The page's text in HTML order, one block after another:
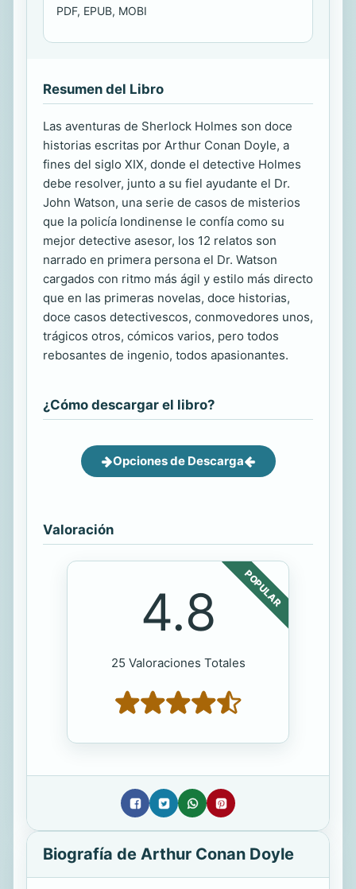
PDF, EPUB, MOBI
Resumen del Libro
Las aventuras de Sherlock Holmes son doce
historias escritas por Arthur Conan Doyle, a
fines del siglo XIX, donde el detective Holmes
debe resolver, junto a su fiel ayudante el Dr.
John Watson, una serie de casos de misterios
que la policía londinense le confía como su
mejor detective asesor, los 12 relatos son
narrado en primera persona el Dr. Watson
cargados con ritmo más ágil y estilo más directo
que en las primeras novelas, doce historias,
doce casos detectivescos, conmovedores unos,
trágicos otros, cómicos varios, pero todos
rebosantes de ingenio, todos apasionantes.
¿Cómo descargar el libro?
Opciones de Descarga
Valoración
POPULAR
4.8
25 Valoraciones Totales
Biografía de Arthur Conan Doyle